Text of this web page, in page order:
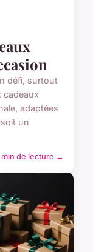
défi, surtout
cadeaux
adaptées
un
min de lecture →